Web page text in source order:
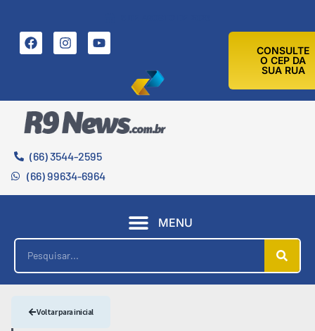
CONSULTE
O CEP DA
SUA RUA
(66) 3544-2595
(66) 99634-6964
MENU
Voltar para inicial